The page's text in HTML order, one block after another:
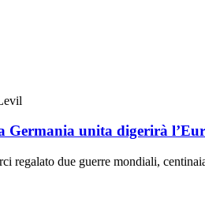
Germania unita digerirà
regalato due guerre mondiali,